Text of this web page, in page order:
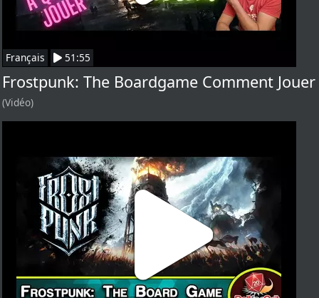
Français 51:55
Frostpunk: The Boardgame Comment Jouer
(Vidéo)